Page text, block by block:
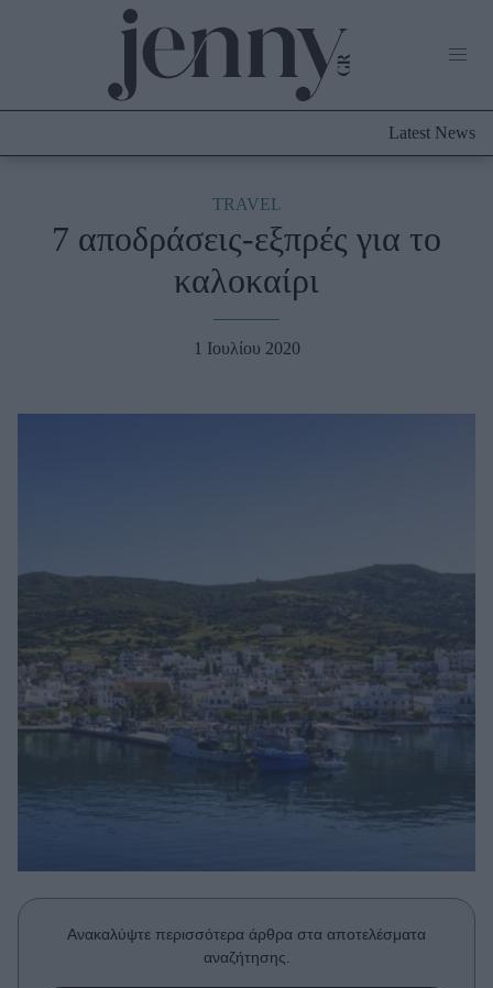
Culture
Fashion
Ψυχολογία
Υγεία + Διατροφή
Σχέσεις & Σεξ
Fitness
Πρόσωπα
Latest News
TRAVEL
7 αποδράσεις-εξπρές για το
καλοκαίρι
1 Ιουλίου 2020
Ανακαλύψτε περισσότερα άρθρα στα αποτελέσματα
αναζήτησης.